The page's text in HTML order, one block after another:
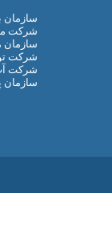
سازمان
شرکت
سازمان
شرکت
شرکت
سازمان